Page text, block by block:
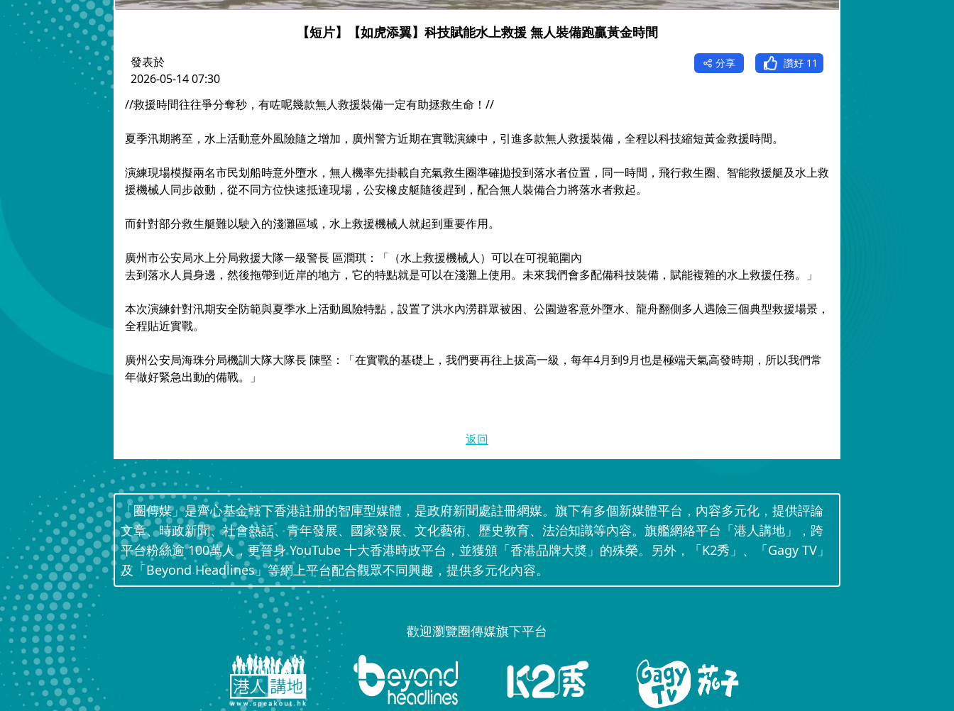
【短片】【如虎添翼】科技賦能水上救援 無人裝備跑贏黃金時間
發表於
2026-05-14 07:30
分享 讚好 11
//救援時間往往爭分奪秒，有咗呢幾款無人救援裝備一定有助拯救生命！//
夏季汛期將至，水上活動意外風險隨之增加，廣州警方近期在實戰演練中，引進多款無人救援裝備，全程以科技縮短黃金救援時間。
演練現場模擬兩名市民划船時意外墮水，無人機率先掛載自充氣救生圈準確拋投到落水者位置，同一時間，飛行救生圈、智能救援艇及水上救
援機械人同步啟動，從不同方位快速抵達現場，公安橡皮艇隨後趕到，配合無人裝備合力將落水者救起。
而針對部分救生艇難以駛入的淺灘區域，水上救援機械人就起到重要作用。
廣州市公安局水上分局救援大隊一級警長 區潤琪：「（水上救援機械人）可以在可視範圍內
去到落水人員身邊，然後拖帶到近岸的地方，它的特點就是可以在淺灘上使用。未來我們會多配備科技裝備，賦能複雜的水上救援任務。」
本次演練針對汛期安全防範與夏季水上活動風險特點，設置了洪水內澇群眾被困、公園遊客意外墮水、龍舟翻側多人遇險三個典型救援場景，
全程貼近實戰。
廣州公安局海珠分局機訓大隊大隊長 陳堅：「在實戰的基礎上，我們要再往上拔高一級，每年4月到9月也是極端天氣高發時期，所以我們常
年做好緊急出動的備戰。」
返回
「圈傳媒」是齊心基金轄下香港註册的智庫型媒體，是政府新聞處註冊網媒。旗下有多個新媒體平台，內容多元化，提供評論
文章、時政新聞、社會熱話、青年發展、國家發展、文化藝術、歷史教育、法治知識等內容。旗艦網絡平台「港人講地」，跨
平台粉絲逾 100萬人，更晉身 YouTube 十大香港時政平台，並獲頒「香港品牌大奬」的殊榮。另外，「K2秀」、「Gagy TV」
及「Beyond Headlines」等網上平台配合觀眾不同興趣，提供多元化內容。
歡迎瀏覽圈傳媒旗下平台